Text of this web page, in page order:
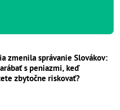
zmenila správanie Slovákov:
s peniazmi, keď
zbytočne riskovať?